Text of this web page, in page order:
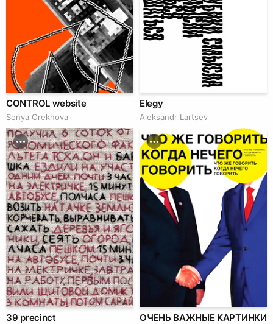
CONTROL website
Sonya Orekhova
Elegy
Аleksandr Lartsev
39 precinct ОЧЕНЬ ВАЖНЫЕ КАРТИНКИ